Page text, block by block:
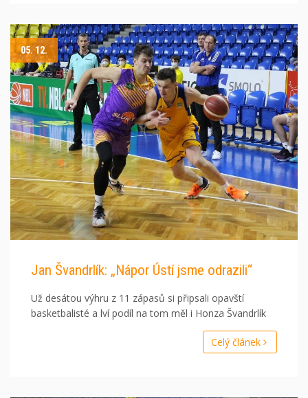
05. 12.
Jan Švandrlík: „Nápor Ústí jsme odrazili“
Už desátou výhru z 11 zápasů si připsali opavští
basketbalisté a lví podíl na tom měl i Honza Švandrlík
Celý článek